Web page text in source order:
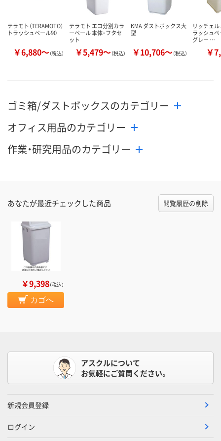
テラモト（TERAMOTO）
トラッシュペール90
￥6,880～（税込）
テラモト エコ分別カラ
ーペール 本体・フタセ
ット
￥5,479～（税込）
KMA ダストボックス大
型
￥10,706～（税込）
リッチェ
ラッシュ
グレー …
￥
ゴミ箱/ダストボックスのカテゴリー
オフィス用品のカテゴリー
作業・研究用品のカテゴリー
あなたが最近チェックした商品 閲覧履歴の削除
￥9,398（税込）
カゴへ
アスクルについて
お気軽にご質問ください。
新規会員登録
ログイン